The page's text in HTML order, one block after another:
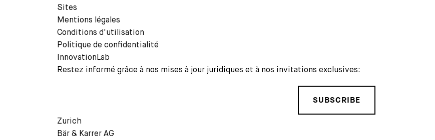
Sites
Mentions légales
Conditions d'utilisation
Politique de confidentialité
InnovationLab
Restez informé grâce à nos mises à jour juridiques et à nos invitations exclusives:
SUBSCRIBE
Zurich
Bär & Karrer AG